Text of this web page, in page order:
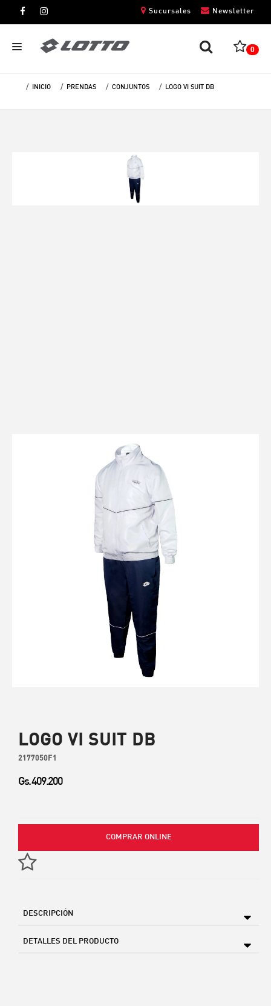
Newsletter
Sucursales
0
INICIO PRENDAS CONJUNTOS LOGO VI SUIT DB
LOGO VI SUIT DB
2177050F1
Gs. 409.200
COMPRAR ONLINE
DESCRIPCIÓN
DETALLES DEL PRODUCTO